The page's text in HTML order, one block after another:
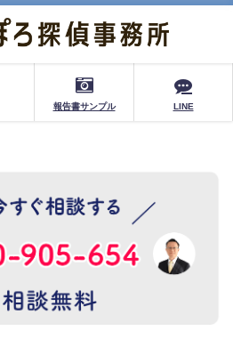
報告書サンプル LINE